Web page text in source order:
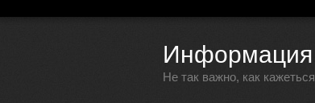
Информация
Не так важно, как кажеться